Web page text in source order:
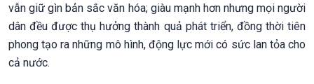
vẫn giữ gìn bản sắc văn hóa; giàu mạnh hơn nhưng mọi người
dân đều được thụ hưởng thành quả phát triển, đồng thời tiên
phong tạo ra những mô hình, động lực mới có sức lan tỏa cho
cả nước.